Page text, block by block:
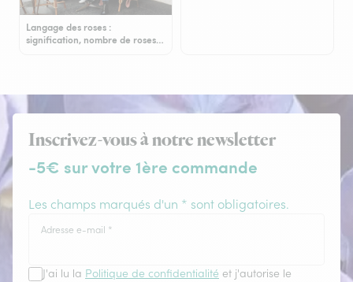
Langage des roses :
signification, nombre de roses…
Inscrivez-vous à notre newsletter
-5€ sur votre 1ère commande
Les champs marqués d'un * sont obligatoires.
Adresse e-mail *
J'ai lu la Politique de confidentialité et j'autorise le